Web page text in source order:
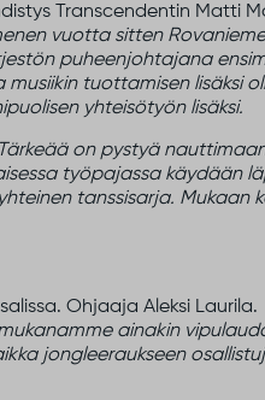
Transcendentin Matti
vuotta sitten
puheenjohtajana
tuottamisen lisäksi
yhteisötyön lisäksi.
on pystyä
työpajassa käydään
tanssisarja.
Ohjaaja Aleksi Laurila.
ainakin
jongleeraukseen